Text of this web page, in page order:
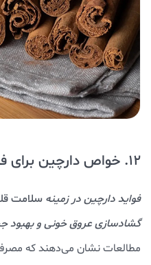
12. خواص دارچین برای فشار خون
فواید دارچین در زمینه سلامت
گشادسازی عروق خونی و بهبود
مطالعات نشان می‌دهند که مصرف